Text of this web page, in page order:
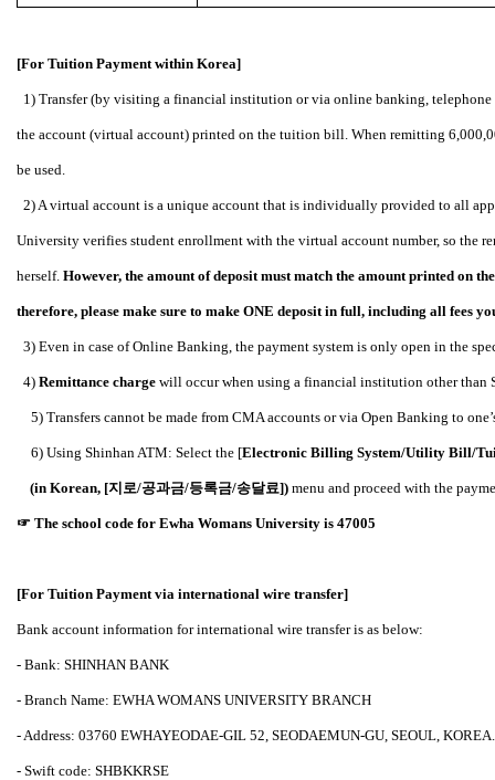
[For Tuition Payment within Korea]
1) Transfer (by visiting a financial institution or via online banking,
the account (virtual account) printed on the tuition bill. When remitting
be used.
2) A virtual account is a unique account that is individually provided to all
University verifies student enrollment with the virtual account number, so the
herself. However, the amount of deposit must match the amount printed on
therefore, please make sure to make ONE deposit in full, including all fees
3) Even in case of Online Banking, the payment system is only open in the
4) Remittance charge will occur when using a financial institution other than
5) Transfers cannot be made from CMA accounts or via Open Banking to
6) Using Shinhan ATM: Select the [Electronic Billing System/Utility Bill/
(in Korean, [지로/공과금/등록금/송달료]) menu and proceed with the
☞ The school code for Ewha Womans University is 47005
[For Tuition Payment via international wire transfer]
Bank account information for international wire transfer is as below:
- Bank: SHINHAN BANK
- Branch Name: EWHA WOMANS UNIVERSITY BRANCH
- Address: 03760 EWHAYEODAE-GIL 52, SEODAEMUN-GU, SEOUL, KOREA.
- Swift code: SHBKKRSE